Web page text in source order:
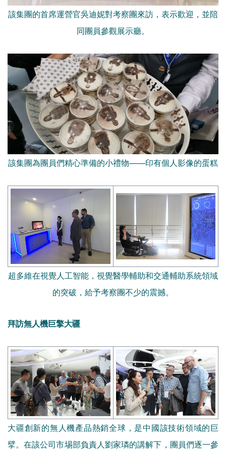
該集團的首席運營官吳迪妮對考察團來訪，表示歡迎，並陪
同團員參觀展示廳。
該集團為團員們精心準備的小禮物——印有個人影像的蛋糕
超多維在視覺人工智能，視覺醫學輔助和交通輔助系統領域
的突破，給予考察團不少的震撼。
拜訪無人機巨擎大疆
大疆創新的無人機產品熱銷全球，是中國該技術領域的巨
擘。在該公司市埸部負責人劉家璘的講解下，團員們逐一參